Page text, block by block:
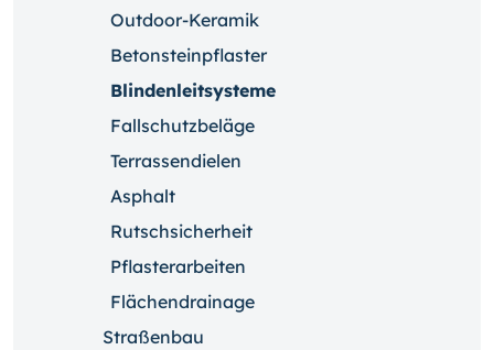
Outdoor-Keramik
Betonsteinpflaster
Blindenleitsysteme
Fallschutzbeläge
Terrassendielen
Asphalt
Rutschsicherheit
Pflasterarbeiten
Flächendrainage
Straßenbau